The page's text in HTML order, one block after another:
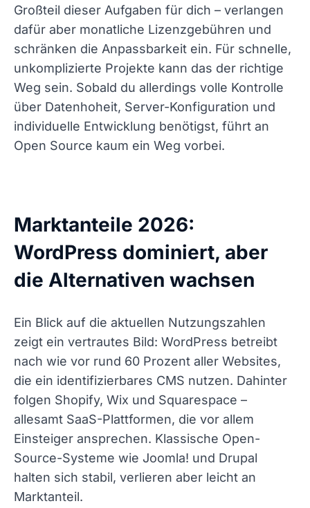
Großteil dieser Aufgaben für dich – verlangen
dafür aber monatliche Lizenzgebühren und
schränken die Anpassbarkeit ein. Für schnelle,
unkomplizierte Projekte kann das der richtige
Weg sein. Sobald du allerdings volle Kontrolle
über Datenhoheit, Server-Konfiguration und
individuelle Entwicklung benötigst, führt an
Open Source kaum ein Weg vorbei.
Marktanteile 2026:
WordPress dominiert, aber
die Alternativen wachsen
Ein Blick auf die aktuellen Nutzungszahlen
zeigt ein vertrautes Bild: WordPress betreibt
nach wie vor rund 60 Prozent aller Websites,
die ein identifizierbares CMS nutzen. Dahinter
folgen Shopify, Wix und Squarespace –
allesamt SaaS-Plattformen, die vor allem
Einsteiger ansprechen. Klassische Open-
Source-Systeme wie Joomla! und Drupal
halten sich stabil, verlieren aber leicht an
Marktanteil.